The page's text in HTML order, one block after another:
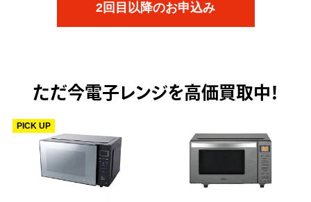
2回目以降のお申込み
ただ今電子レンジを高価買取中！
PICK UP